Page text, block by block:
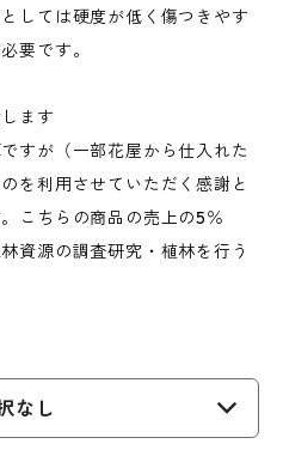
しては硬度が低く傷つきやす
要です。
ます
すが（一部花屋から仕入れた
を利用させていただく感謝と
こちらの商品の売上の5％
資源の調査研究・植林を行う
なし